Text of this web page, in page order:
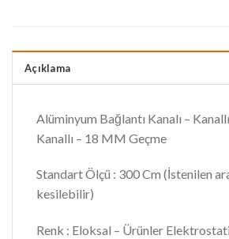
Açıklama
Alüminyum Bağlantı Kanalı –
Kanallı – 18 MM Geçme
Standart Ölçü : 300 Cm (İstenilen
kesilebilir)
Renk : Eloksal – Ürünler